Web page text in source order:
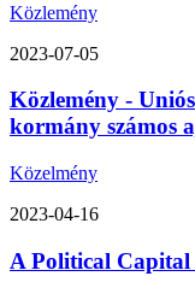
Közlemény
2023-07-05
Közlemény -
kormány számos
Közelmény
2023-04-16
A Political Capital